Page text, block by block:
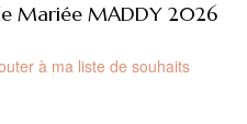
Mariée MADDY 2026
à ma liste de souhaits